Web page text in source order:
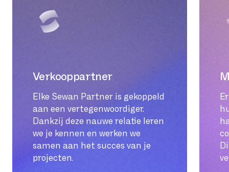
beeld te geven van de aangeboden
oplossingen en kunt leren van
ontwikkelen!
Verkooppartner
Elke Sewan Partner is gekoppeld
aan een vertegenwoordiger.
Dankzij deze nauwe relatie leren
we je kennen en werken we
samen aan het succes van je
projecten.